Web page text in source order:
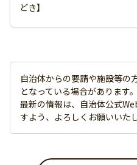
どき】
自治体からの要請や施設等の
となっている場合があります。
最新の情報は、自治体公式
すよう、よろしくお願いいたし